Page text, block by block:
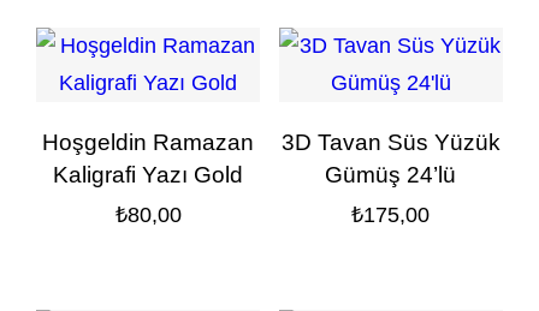
Hoşgeldin Ramazan
Kaligrafi Yazı Gold
₺80,00
3D Tavan Süs Yüzük
Gümüş 24’lü
₺175,00